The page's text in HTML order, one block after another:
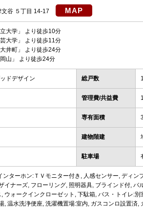
谷 ５丁目 14-17 MAP
大学 」 より徒歩10分
大学 」 より徒歩11分
大井町 」 より徒歩24分
山 」 より徒歩24分
ドデザイン 総戸数
管理費/共益費
専有面積
建物階建
駐車場
ンターホン:ＴＶモニター付き, 人感センサー, ディン
イナーズ, フローリング, 照明器具, ブラインド付, バ
ウォークインクローゼット, 下駄箱, バス・トイレ:
, 温水洗浄便座, 洗濯機置場:室内, ガスコンロ設置済